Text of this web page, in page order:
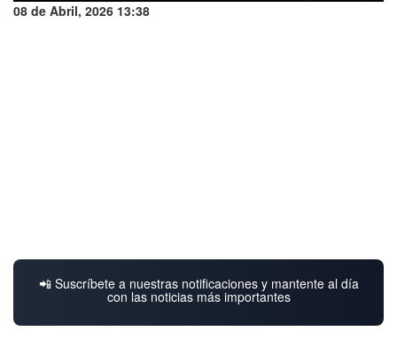
08 de Abril, 2026 13:38
📲 Suscríbete a nuestras notificaciones y mantente al día
con las noticias más importantes